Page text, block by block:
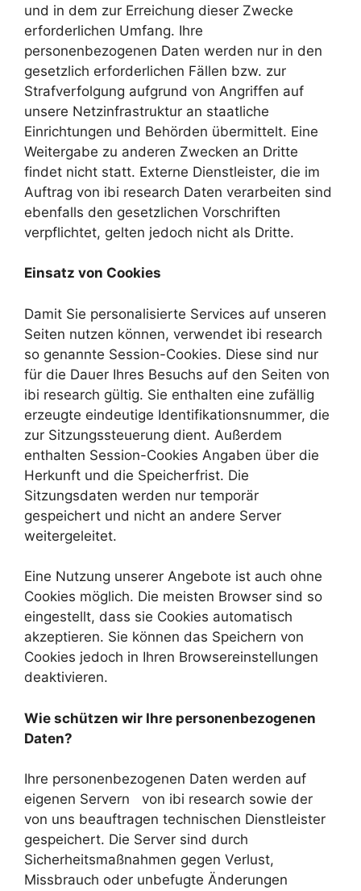
und in dem zur Erreichung dieser Zwecke
erforderlichen Umfang. Ihre
personenbezogenen Daten werden nur in den
gesetzlich erforderlichen Fällen bzw. zur
Strafverfolgung aufgrund von Angriffen auf
unsere Netzinfrastruktur an staatliche
Einrichtungen und Behörden übermittelt. Eine
Weitergabe zu anderen Zwecken an Dritte
findet nicht statt. Externe Dienstleister, die im
Auftrag von ibi research Daten verarbeiten sind
ebenfalls den gesetzlichen Vorschriften
verpflichtet, gelten jedoch nicht als Dritte.
Einsatz von Cookies
Damit Sie personalisierte Services auf unseren
Seiten nutzen können, verwendet ibi research
so genannte Session-Cookies. Diese sind nur
für die Dauer Ihres Besuchs auf den Seiten von
ibi research gültig. Sie enthalten eine zufällig
erzeugte eindeutige Identifikationsnummer, die
zur Sitzungssteuerung dient. Außerdem
enthalten Session-Cookies Angaben über die
Herkunft und die Speicherfrist. Die
Sitzungsdaten werden nur temporär
gespeichert und nicht an andere Server
weitergeleitet.
Eine Nutzung unserer Angebote ist auch ohne
Cookies möglich. Die meisten Browser sind so
eingestellt, dass sie Cookies automatisch
akzeptieren. Sie können das Speichern von
Cookies jedoch in Ihren Browsereinstellungen
deaktivieren.
Wie schützen wir Ihre personenbezogenen
Daten?
Ihre personenbezogenen Daten werden auf
eigenen Servern von ibi research sowie der
von uns beauftragen technischen Dienstleister
gespeichert. Die Server sind durch
Sicherheitsmaßnahmen gegen Verlust,
Missbrauch oder unbefugte Änderungen